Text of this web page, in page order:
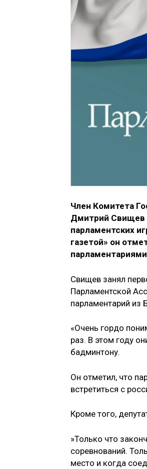
Член Комитета
Дмитрий Свищев
парламентских
газетой» он
Свищев занял
Парламентской
парламентарий из
«Очень гордо
раз. В этом году
бадминтону.
Он отметил, что
встретиться с
Кроме того,
»Только что
соревнований.
место и когда